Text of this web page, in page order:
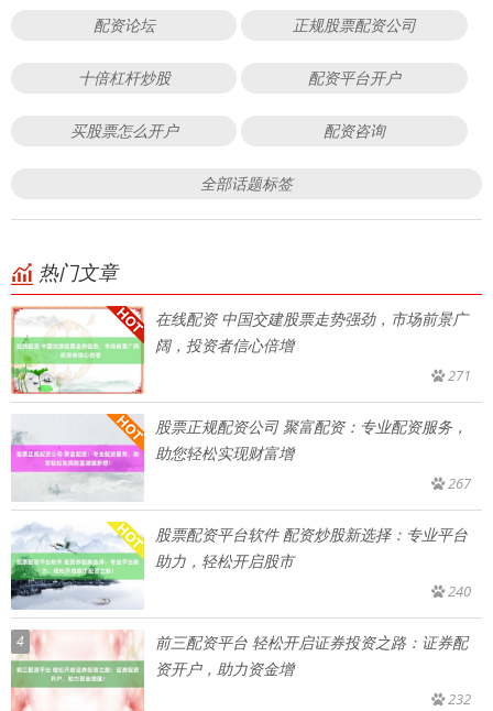
配资论坛 正规股票配资公司
十倍杠杆炒股 配资平台开户
买股票怎么开户 配资咨询
全部话题标签
热门文章
在线配资 中国交建股票走势强劲，市场前景广
阔，投资者信心倍增
271
股票正规配资公司 聚富配资：专业配资服务，
助您轻松实现财富增
267
股票配资平台软件 配资炒股新选择：专业平台
助力，轻松开启股市
240
4
前三配资平台 轻松开启证券投资之路：证券配
资开户，助力资金增
232